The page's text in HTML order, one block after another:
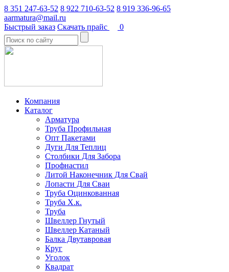
8 351 247-63-52 8 922 710-63-52 8 919 336-96-65
aarmatura@mail.ru
Быстрый заказ Скачать прайс 0
Компания
Каталог
Арматура
Труба Профильная
Опт Пакетами
Дуги Для Теплиц
Столбики Для Забора
Профнастил
Литой Наконечник Для Свай
Лопасти Для Сваи
Труба Оцинкованная
Труба Х.к.
Труба
Швеллер Гнутый
Швеллер Катаный
Балка Двутавровая
Круг
Уголок
Квадрат